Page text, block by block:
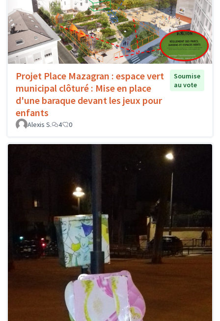
Projet Place Mazagran : espace vert
municipal clôturé : Mise en place
d'une baraque devant les jeux pour
enfants
Soumise
au vote
Alexis S. 4 0